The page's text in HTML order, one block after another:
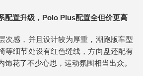
配置升级，Polo Plus配置全但价更高
次感，并且设计较为厚重，潮跑版车型
等细节处设有红色缝线，方向盘还配有
饰花了不少心思，运动氛围相当出众。